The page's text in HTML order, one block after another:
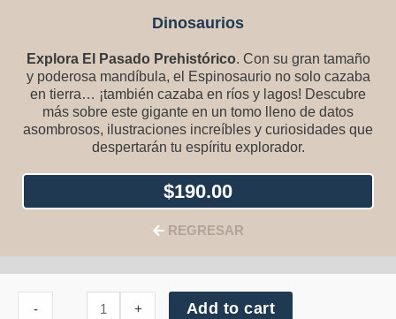
Dinosaurios
Explora El Pasado Prehistórico. Con su gran tamaño
y poderosa mandíbula, el Espinosaurio no solo cazaba
en tierra… ¡también cazaba en ríos y lagos! Descubre
más sobre este gigante en un tomo lleno de datos
asombrosos, ilustraciones increíbles y curiosidades que
despertarán tu espíritu explorador.
$190.00
REGRESAR
- + Add to cart